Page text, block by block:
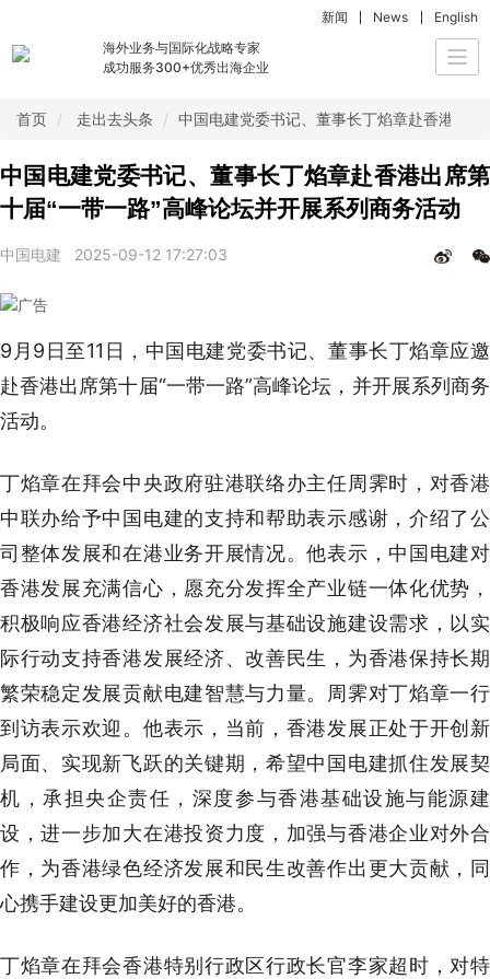
海外业务与国际化战略专家
成功服务300+优秀出海企业
新闻 News English
首页 走出去头条 中国电建党委书记、董事长丁焰章赴香港出
中国电建党委书记、董事长丁焰章赴香港出席第
十届“一带一路”高峰论坛并开展系列商务活动
中国电建 2025-09-12 17:27:03
9月9日至11日，中国电建党委书记、董事长丁焰章应邀
赴香港出席第十届“一带一路”高峰论坛，并开展系列商务
活动。
丁焰章在拜会中央政府驻港联络办主任周霁时，对香港
中联办给予中国电建的支持和帮助表示感谢，介绍了公
司整体发展和在港业务开展情况。他表示，中国电建对
香港发展充满信心，愿充分发挥全产业链一体化优势，
积极响应香港经济社会发展与基础设施建设需求，以实
际行动支持香港发展经济、改善民生，为香港保持长期
繁荣稳定发展贡献电建智慧与力量。周霁对丁焰章一行
到访表示欢迎。他表示，当前，香港发展正处于开创新
局面、实现新飞跃的关键期，希望中国电建抓住发展契
机，承担央企责任，深度参与香港基础设施与能源建
设，进一步加大在港投资力度，加强与香港企业对外合
作，为香港绿色经济发展和民生改善作出更大贡献，同
心携手建设更加美好的香港。
丁焰章在拜会香港特别行政区行政长官李家超时，对特